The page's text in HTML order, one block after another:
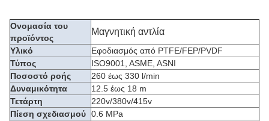
Ονομασία του
προϊόντος
Μαγνητική αντλία
Υλικό
Εφοδιασμός από PTFE/FEP/PVDF
Τύπος
ISO9001, ASME, ASNI
Ποσοστό ροής
260 έως 330 l/min
Δυναμικότητα
12.5 έως 18 m
Τετάρτη
220v/380v/415v
Πίεση σχεδιασμού 0.6 MPa